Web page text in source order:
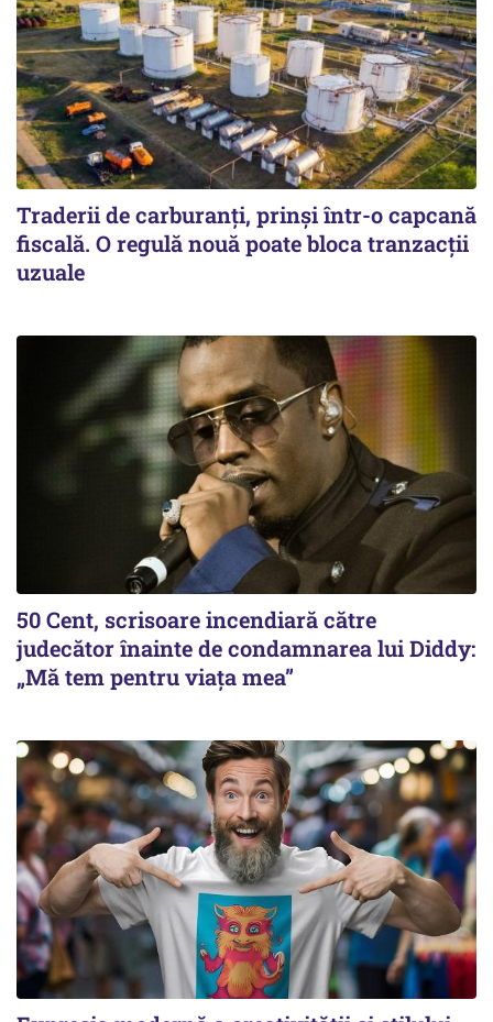
Traderii de carburanți, prinși într-o capcană
fiscală. O regulă nouă poate bloca tranzacții
uzuale
50 Cent, scrisoare incendiară către
judecător înainte de condamnarea lui Diddy:
„Mă tem pentru viața mea”